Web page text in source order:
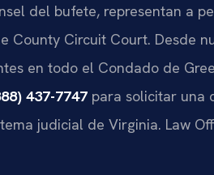
del bufete, representan a
County Circuit Court. Desde
en todo el Condado de
437-7747 para solicitar una
judicial de Virginia. Law